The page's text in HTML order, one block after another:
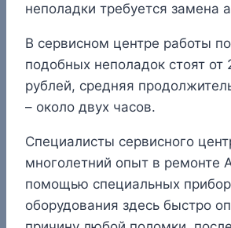
неполадки требуется замена
В сервисном центре работы
подобных неполадок стоят
рублей, средняя
– около двух часов.
Специалисты сервисного
многолетний опыт в ремонте
помощью специальных
оборудования здесь быстро